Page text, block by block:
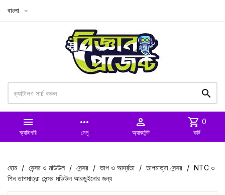
বাংলা 


ক্যাটাগরি
more_horiz
মেনু

অ্যাকাউন্ট
shopping_cart 0
কার্ট
হোম সেন্সর ও মডিউল সেন্সর তাপ ও আর্দ্রতা তাপমাত্রা সেন্সর
NTC ৩
পিন তাপমাত্রা সেন্সর মডিউল আরডুইনোর জন্য